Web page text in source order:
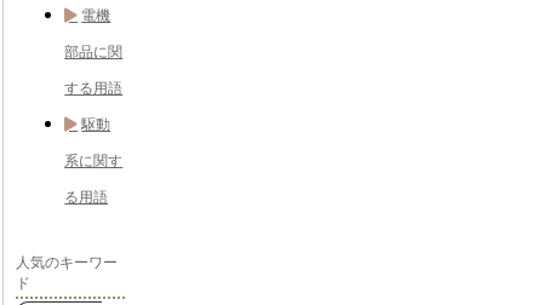
電機
部品に関
する用語
駆動
系に関す
る用語
人気のキーワー
ド